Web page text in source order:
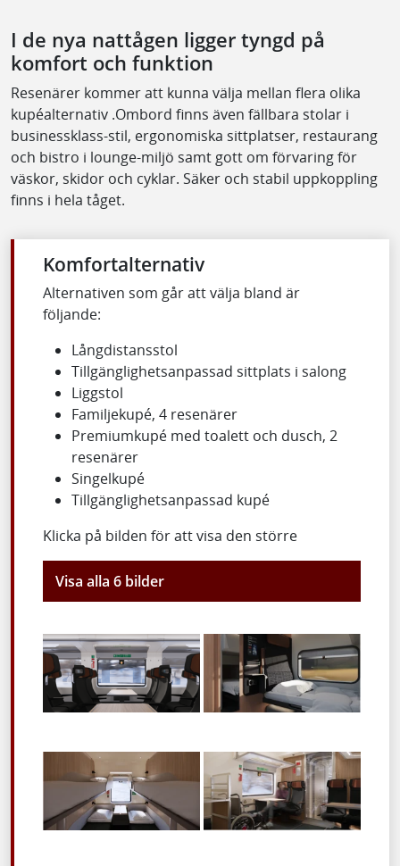
I de nya nattågen ligger tyngd på
komfort och funktion
Resenärer kommer att kunna välja mellan flera olika
kupéalternativ .Ombord finns även fällbara stolar i
businessklass‑stil, ergonomiska sittplatser, restaurang
och bistro i lounge‑miljö samt gott om förvaring för
väskor, skidor och cyklar. Säker och stabil uppkoppling
finns i hela tåget.
Komfortalternativ
Alternativen som går att välja bland är
följande:
Långdistansstol
Tillgänglighetsanpassad sittplats i salong
Liggstol
Familjekupé, 4 resenärer
Premiumkupé med toalett och dusch, 2
resenärer
Singelkupé
Tillgänglighetsanpassad kupé
Klicka på bilden för att visa den större
Visa alla 6 bilder